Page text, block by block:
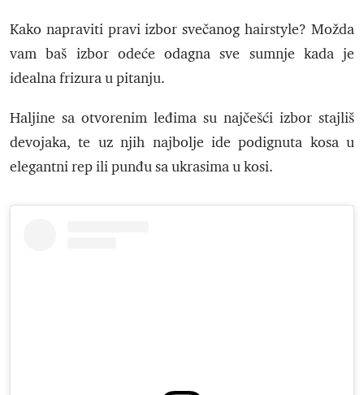
Kako napraviti pravi izbor svečanog hairstyle? Možda
vam baš izbor odeće odagna sve sumnje kada je
idealna frizura u pitanju.
Haljine sa otvorenim leđima su najčešći izbor stajliš
devojaka, te uz njih najbolje ide podignuta kosa u
elegantni rep ili punđu sa ukrasima u kosi.